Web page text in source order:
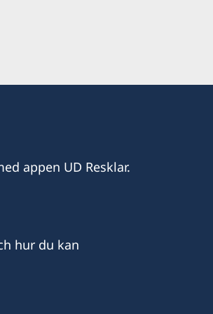
appen UD Resklar.
hur du kan